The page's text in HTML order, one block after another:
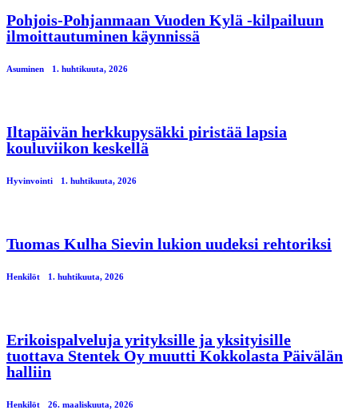
Pohjois-Pohjanmaan Vuoden Kylä -kilpailuun
ilmoittautuminen käynnissä
Asuminen 1. huhtikuuta, 2026
Iltapäivän herkkupysäkki piristää lapsia
kouluviikon keskellä
Hyvinvointi 1. huhtikuuta, 2026
Tuomas Kulha Sievin lukion uudeksi rehtoriksi
Henkilöt 1. huhtikuuta, 2026
Erikoispalveluja yrityksille ja yksityisille
tuottava Stentek Oy muutti Kokkolasta Päivälän
halliin
Henkilöt 26. maaliskuuta, 2026